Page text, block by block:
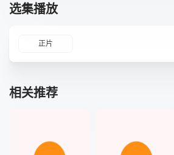
选集播放
正片
相关推荐